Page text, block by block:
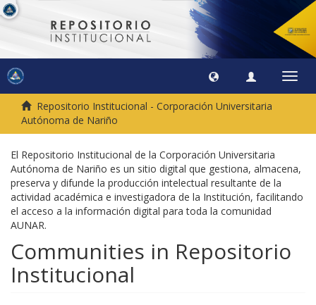
Repositorio Institucional - Corporación Universitaria
Autónoma de Nariño
El Repositorio Institucional de la Corporación Universitaria
Autónoma de Nariño es un sitio digital que gestiona, almacena,
preserva y difunde la producción intelectual resultante de la
actividad académica e investigadora de la Institución, facilitando
el acceso a la información digital para toda la comunidad
AUNAR.
Communities in Repositorio
Institucional